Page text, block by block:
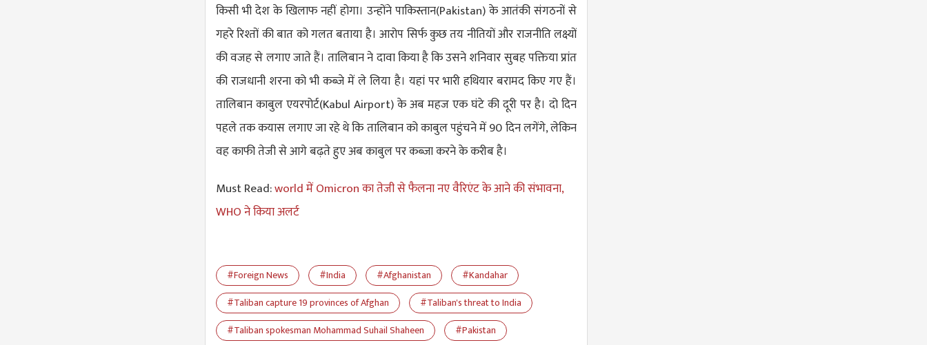
किसी भी देश के खिलाफ नहीं होगा। उन्होंने पाकिस्तान(Pakistan) के आतंकी संगठनों से
गहरे रिश्तों की बात को गलत बताया है। आरोप सिर्फ कुछ तय नीतियों और राजनीति लक्ष्यों
की वजह से लगाए जाते हैं। तालिबान ने दावा किया है कि उसने शनिवार सुबह पक्तिया प्रांत
की राजधानी शरना को भी कब्जे में ले लिया है। यहां पर भारी हथियार बरामद किए गए हैं।
तालिबान काबुल एयरपोर्ट(Kabul Airport) के अब महज एक घंटे की दूरी पर है। दो दिन
पहले तक कयास लगाए जा रहे थे कि तालिबान को काबुल पहुंचने में 90 दिन लगेंगे, लेकिन
वह काफी तेजी से आगे बढ़ते हुए अब काबुल पर कब्जा करने के करीब है।
Must Read:world में Omicron का तेजी से फैलना नए वैरिएंट के आने की संभावना,
WHO ने किया अलर्ट
#Foreign News #India #Afghanistan
#Kandahar
#Taliban capture 19 provinces of Afghan
#Taliban's threat to India
#Taliban spokesman Mohammad Suhail Shaheen
#Pakistan